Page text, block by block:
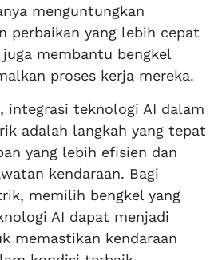
menguntungkan
perbaikan yang lebih cepat
membantu bengkel
proses kerja mereka.
integrasi teknologi AI dalam
adalah langkah yang tepat
yang lebih efisien dan
kendaraan. Bagi
memilih bengkel yang
AI dapat menjadi
memastikan kendaraan